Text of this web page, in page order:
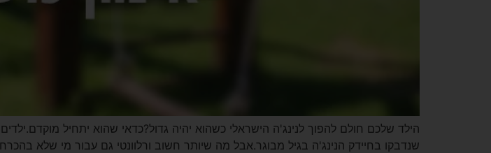
הילד שלכם חולם להפוך לנינג'ה הישראלי כשהוא יהיה גדול?כדאי שהוא יתחיל מוקדם.ילדים
שנדבקו בחיידק הנינג'ה בגיל מבוגר.אבל מה שיותר חשוב ורלוונטי גם עבור מי שלא